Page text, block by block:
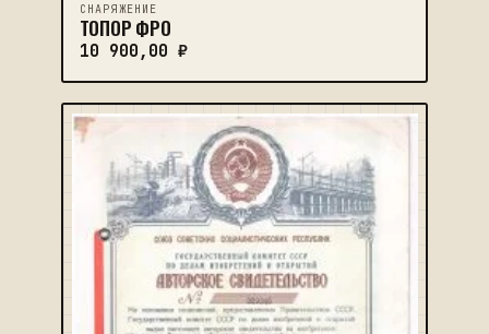
CНАРЯЖЕНИЕ
ТОПОР ФРО
10 900,00 ₽